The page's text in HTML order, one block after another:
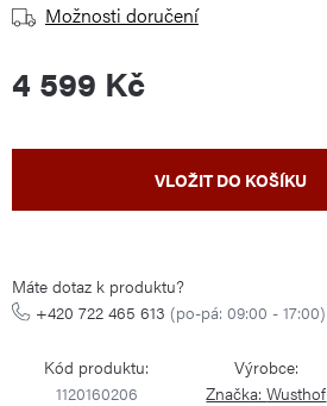
Možnosti doručení
4 599 Kč
VLOŽIT DO KOŠÍKU
Máte dotaz k produktu?
+420 722 465 613 (po-pá: 09:00 - 17:00)
Kód produktu:
1120160206
Výrobce:
Značka:Wusthof